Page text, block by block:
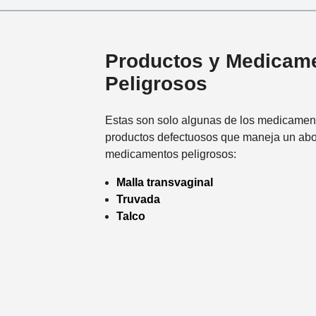
Productos y
Peligrosos
Estas son solo algunas de los
productos defectuosos que maneja un
medicamentos peligrosos:
Malla transvaginal
Truvada
Talco